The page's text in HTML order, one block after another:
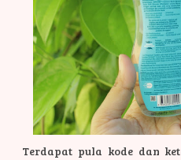
Terdapat pula kode dan